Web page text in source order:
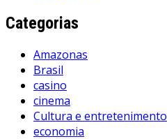
Categorias
Amazonas
Brasil
casino
cinema
Cultura e entretenimento
economia